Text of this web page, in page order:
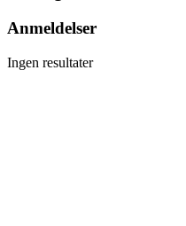
Anmeldelser
Ingen resultater